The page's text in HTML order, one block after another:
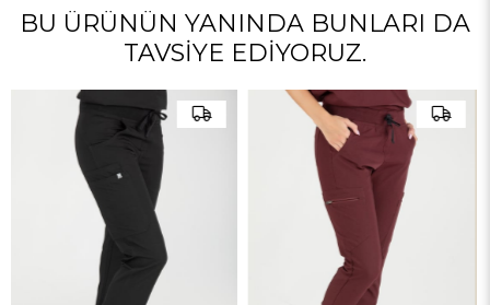
BU ÜRÜNÜN YANINDA BUNLARI DA
TAVSIYE EDIYORUZ.
Diario Vita Bordo Alt Kadın
Scrubs Cerrahi Forma
₺2.950,00